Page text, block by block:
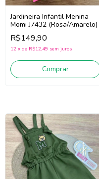
Jardineira Infantil Menina
Momi J7432 (Rosa/Amarelo)
R$149,90
12 x de R$12,49 sem juros
Comprar